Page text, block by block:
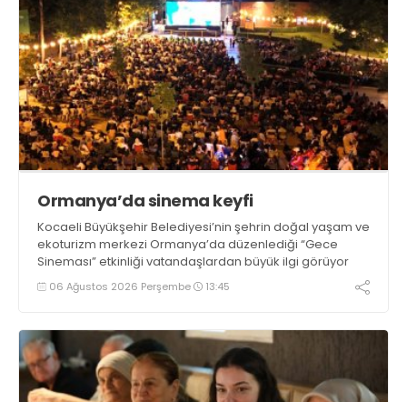
Ormanya’da sinema keyfi
Kocaeli Büyükşehir Belediyesi’nin şehrin doğal yaşam ve
ekoturizm merkezi Ormanya’da düzenlediği “Gece
Sineması” etkinliği vatandaşlardan büyük ilgi görüyor
06 Ağustos 2026 Perşembe 13:45